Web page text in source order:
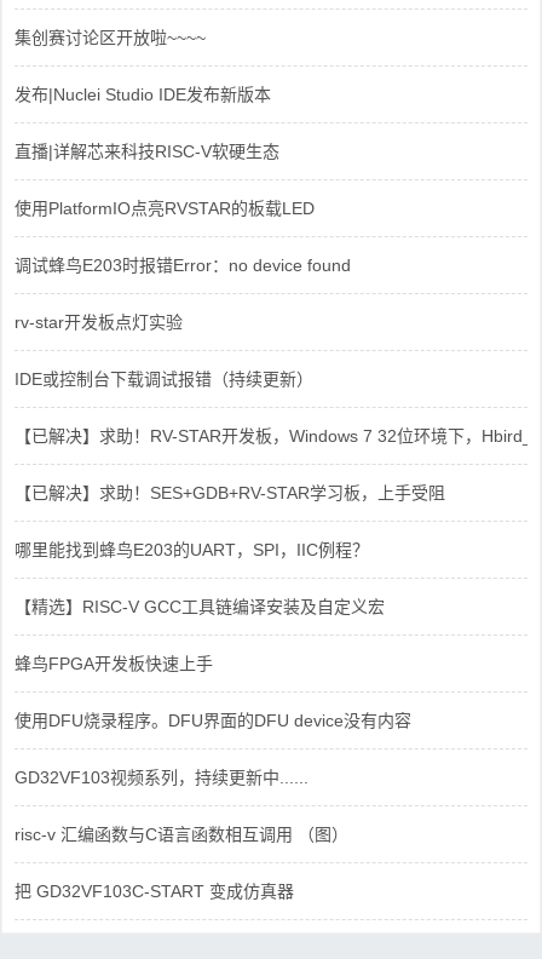
集创赛讨论区开放啦~~~~
发布|Nuclei Studio IDE发布新版本
直播|详解芯来科技RISC-V软硬生态
使用PlatformIO点亮RVSTAR的板载LED
调试蜂鸟E203时报错Error：no device found
rv-star开发板点灯实验
IDE或控制台下载调试报错（持续更新）
【已解决】求助！RV-STAR开发板，Windows 7 32位环境下，
【已解决】求助！SES+GDB+RV-STAR学习板，上手受阻
哪里能找到蜂鸟E203的UART，SPI，IIC例程？
【精选】RISC-V GCC工具链编译安装及自定义宏
蜂鸟FPGA开发板快速上手
使用DFU烧录程序。DFU界面的DFU device没有内容
GD32VF103视频系列，持续更新中......
risc-v 汇编函数与C语言函数相互调用 （图）
把 GD32VF103C-START 变成仿真器